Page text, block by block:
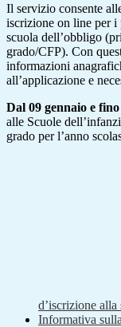
Il servizio consente
iscrizione on line per
scuola dell’obbligo
grado/CFP). Con
informazioni
all’applicazione e
Dal 09 gennaio e
alle Scuole
grado per l’anno
d’iscrizione alla
Informativa